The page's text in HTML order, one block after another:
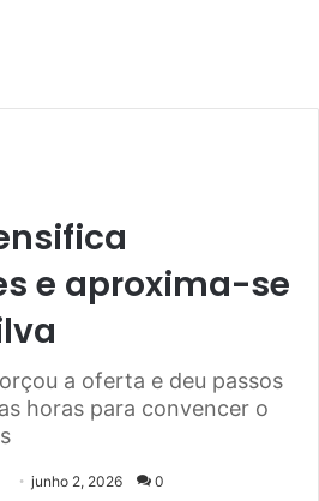
e aproxima-se
a oferta e deu passos
horas para convencer o
junho 2, 2026 0